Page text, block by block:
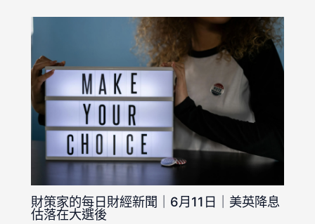
財策家的每日財經新聞｜6月11日｜美英降息
估落在大選後